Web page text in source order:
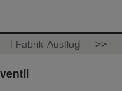
Fabrik-Ausflug >>